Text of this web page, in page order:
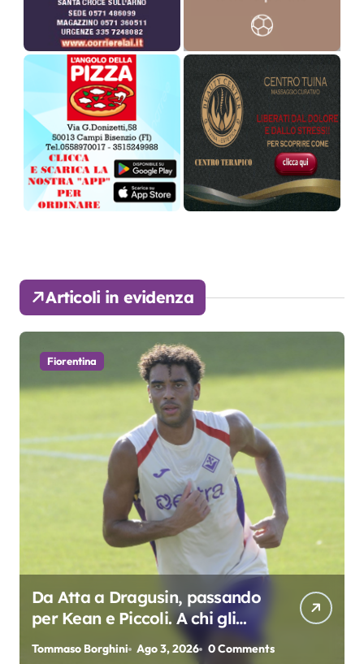
Articoli in evidenza
Fiorentina
Da Atta a Dragusin, passando
per Kean e Piccoli. A chi gli
oscar del precampionato?
Tommaso Borghini Ago 3, 2026 0 Comments